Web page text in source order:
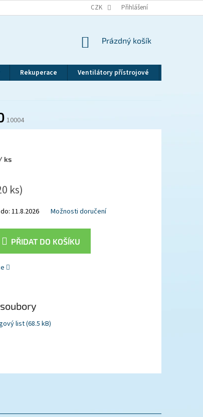
ŘÁD ZÁSADY OCHRANY OSOBNÍCH
CZK Přihlášení
NÁKUPNÍ
Prázdný košík
Rekuperace Ventilátory přístrojové
10004
ks
ks)
11.8.2026 Možnosti doručení
PŘIDAT DO KOŠÍKU
list (68.5 kB)